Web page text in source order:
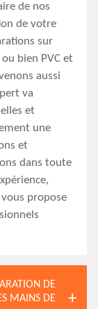
de nos
de votre
sur
bien PVC et
aussi
va
et
une
et
dans toute
propose
DE
MAINS DE